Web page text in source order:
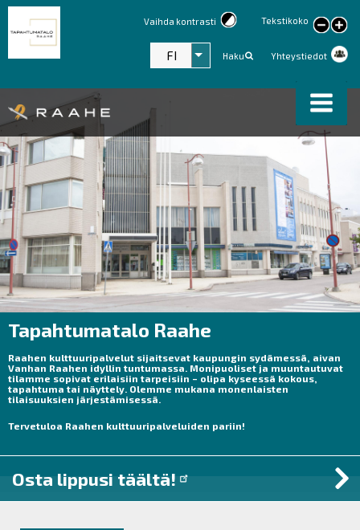
Tekstikoko
text
Vaihda kontrasti
Haku Yhteystiedot
FI Listaa lisätoiminnot
Tapahtumatalo Raahe
Raahen kulttuuripalvelut sijaitsevat kaupungin sydämessä, aivan
Vanhan Raahen idyllin tuntumassa. Monipuoliset ja muuntautuvat
tilamme sopivat erilaisiin tarpeisiin – olipa kyseessä kokous,
tapahtuma tai näyttely. Olemme mukana monenlaisten
tilaisuuksien järjestämisessä.
Tervetuloa Raahen kulttuuripalveluiden pariin!
Osta lippusi täältä!